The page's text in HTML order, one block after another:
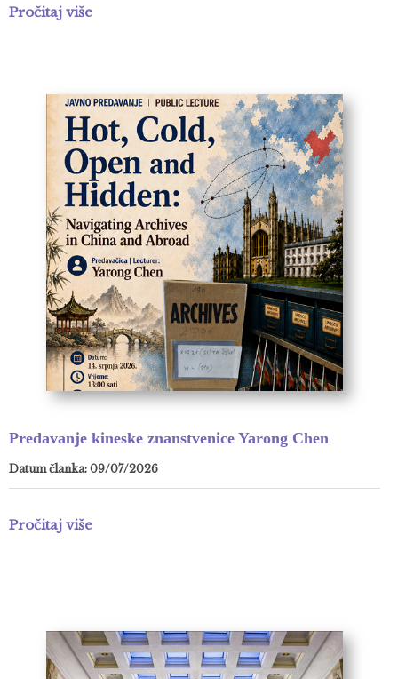
Pročitaj više
Predavanje kineske znanstvenice Yarong Chen
Datum članka: 09/07/2026
Pročitaj više